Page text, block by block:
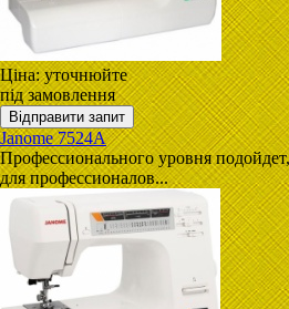
Ціна:уточнюйте
під замовлення
Janome 7524A
Профессионального уровня
для профессионалов...